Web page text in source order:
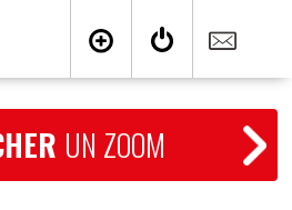
UN ZOOM